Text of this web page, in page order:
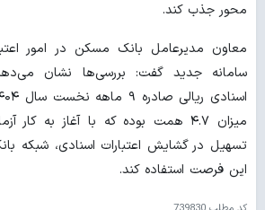
محور جذب کند.
معاون مدیرعامل بانک مسکن در امور
سامانه جدید گفت: بررسی‌ها نشان
میزان ۴.۷ همت بوده که با آغاز به
تسهیل در گشایش اعتبارات اسنادی، شبکه
این فرصت استفاده کند.